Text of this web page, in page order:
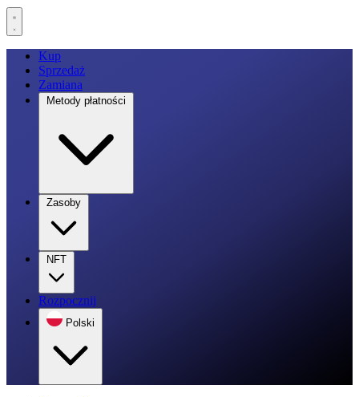
Kup
Sprzedaż
Zamiana
Metody płatności
Zasoby
NFT
Rozpocznij
Polski